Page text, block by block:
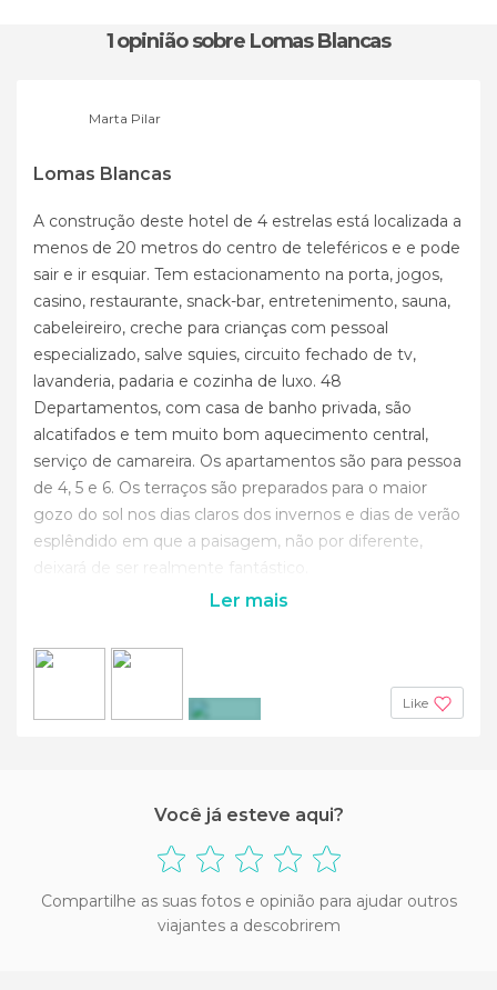
1 opiniãosobre Lomas Blancas
Marta Pilar
Lomas Blancas
A construção deste hotel de 4 estrelas está localizada a
menos de 20 metros do centro de teleféricos e e pode
sair e ir esquiar. Tem estacionamento na porta, jogos,
casino, restaurante, snack-bar, entretenimento, sauna,
cabeleireiro, creche para crianças com pessoal
especializado, salve squies, circuito fechado de tv,
lavanderia, padaria e cozinha de luxo. 48
Departamentos, com casa de banho privada, são
alcatifados e tem muito bom aquecimento central,
serviço de camareira. Os apartamentos são para pessoa
de 4, 5 e 6. Os terraços são preparados para o maior
gozo do sol nos dias claros dos invernos e dias de verão
esplêndido em que a paisagem, não por diferente,
deixará de ser realmente fantástico.
Ler mais
Like
Você já esteve aqui?
Compartilhe as suas fotos e opinião para ajudar outros
viajantes a descobrirem